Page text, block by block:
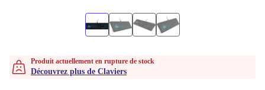
Produit actuellement en rupture de stock
Découvrez plus de Claviers